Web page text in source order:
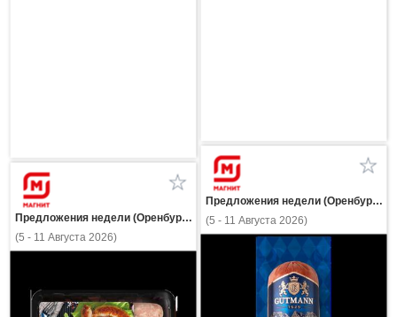
Предложения недели (Оренбургская область)
(5 - 11 Августа 2026)
Предложения недели (Оренбургская область)
(5 - 11 Августа 2026)